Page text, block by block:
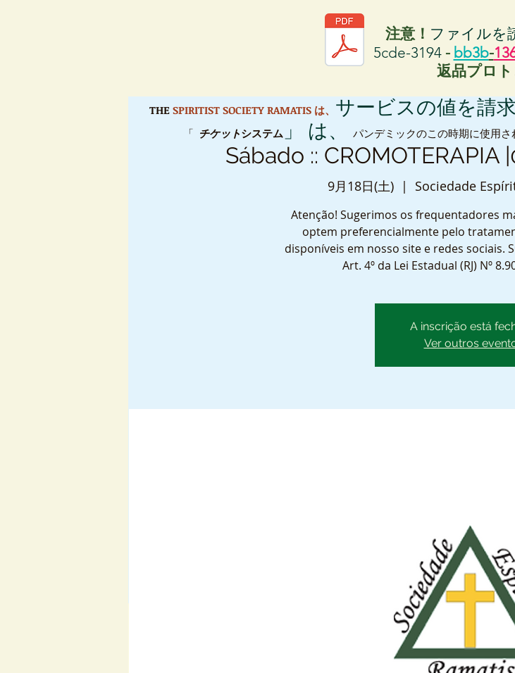
注意！ ファイルを
5cde-3194 - bb3b-
返品プロト
Sábado :: CROMOTERAPIA
9月18日(土)
  |
Sociedade
Atenção! Sugerimos os frequentadores
optem preferencialmente pelo
disponíveis em nosso site e redes sociais.
Art. 4º da Lei Estadual (RJ) Nº
A inscrição está
Ver outros
THE SPIRITIST SOCIETY RAMATIS は、 サービスの値を請
「 チケットシステム 」 は、 パンデミックのこの時期に使用さ